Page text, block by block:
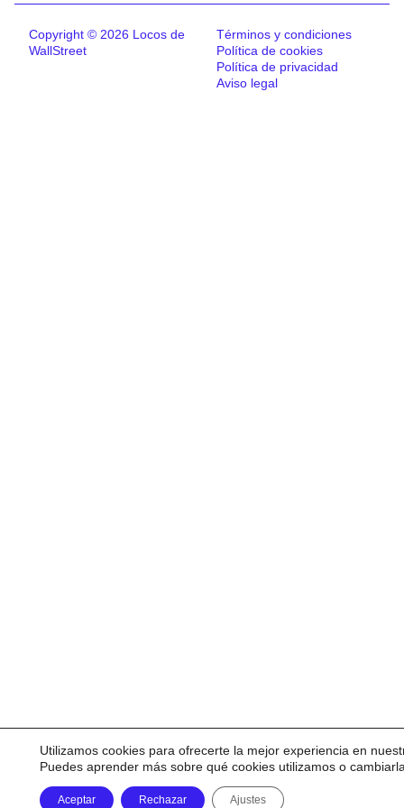
Copyright © 2026 Locos de
WallStreet
Términos y condiciones
Política de cookies
Política de privacidad
Aviso legal
Utilizamos cookies para ofrecerte la mejor experiencia en
Puedes aprender más sobre qué cookies utilizamos o
Aceptar Rechazar Ajustes